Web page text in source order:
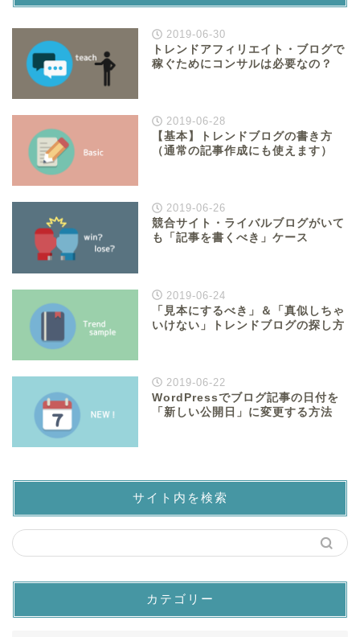
2019-06-30
トレンドアフィリエイト・ブログで
稼ぐためにコンサルは必要なの？
2019-06-28
【基本】トレンドブログの書き方
（通常の記事作成にも使えます）
2019-06-26
競合サイト・ライバルブログがいて
も「記事を書くべき」ケース
2019-06-24
「見本にするべき」＆「真似しちゃ
いけない」トレンドブログの探し方
2019-06-22
WordPressでブログ記事の日付を
「新しい公開日」に変更する方法
サイト内を検索
カテゴリー